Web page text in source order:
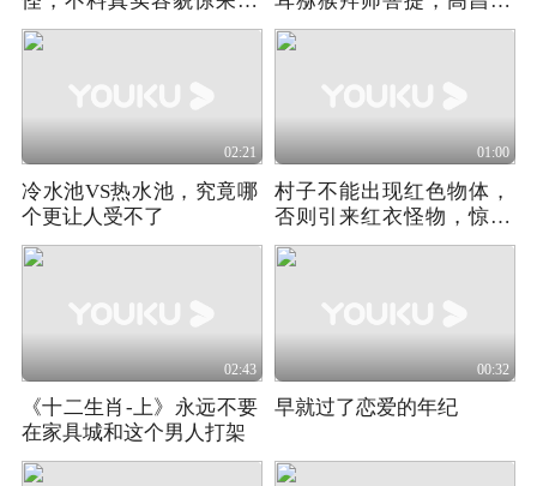
人！
悟空降妖
02:21
冷水池VS热水池，究竟哪
个更让人受不了
01:00
村子不能出现红色物体，
否则引来红衣怪物，惊悚
恐怖电影
02:43
《十二生肖-上》永远不要
在家具城和这个男人打架
00:32
早就过了恋爱的年纪